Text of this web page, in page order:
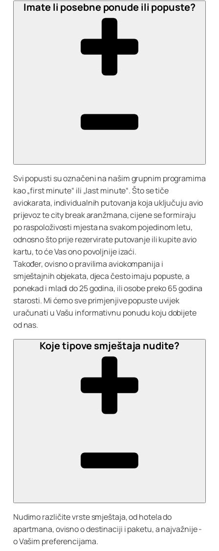
Imate li posebne ponude ili popuste?
Svi popusti su označeni na našim grupnim programima
kao „first minute“ ili „last minute“. Što se tiče
aviokarata, individualnih putovanja koja uključuju avio
prijevoz te city break aranžmana, cijene se formiraju
po raspoloživosti mjesta na svakom pojedinom letu,
odnosno što prije rezervirate putovanje ili kupite avio
kartu, to će Vas ono povoljnije izaći.
Također, ovisno o pravilima aviokompanija i
smještajnih objekata, djeca često imaju popuste, a
ponekad i mladi do 25 godina, ili osobe preko 65 godina
starosti. Mi ćemo sve primjenjive popuste uvijek
uračunati u Vašu informativnu ponudu koju dobijete
od nas.
Koje tipove smještaja nudite?
Nudimo različite vrste smještaja, od hotela do
apartmana, ovisno o destinaciji i paketu, a najvažnije -
o Vašim preferencijama.